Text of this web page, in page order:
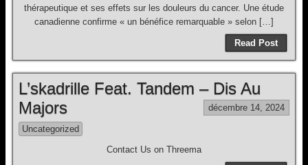
thérapeutique et ses effets sur les douleurs du cancer. Une étude
canadienne confirme « un bénéfice remarquable » selon […]
Read Post
L’skadrille Feat. Tandem – Dis Au
Majors
décembre 14, 2024
Uncategorized
Contact Us on Threema